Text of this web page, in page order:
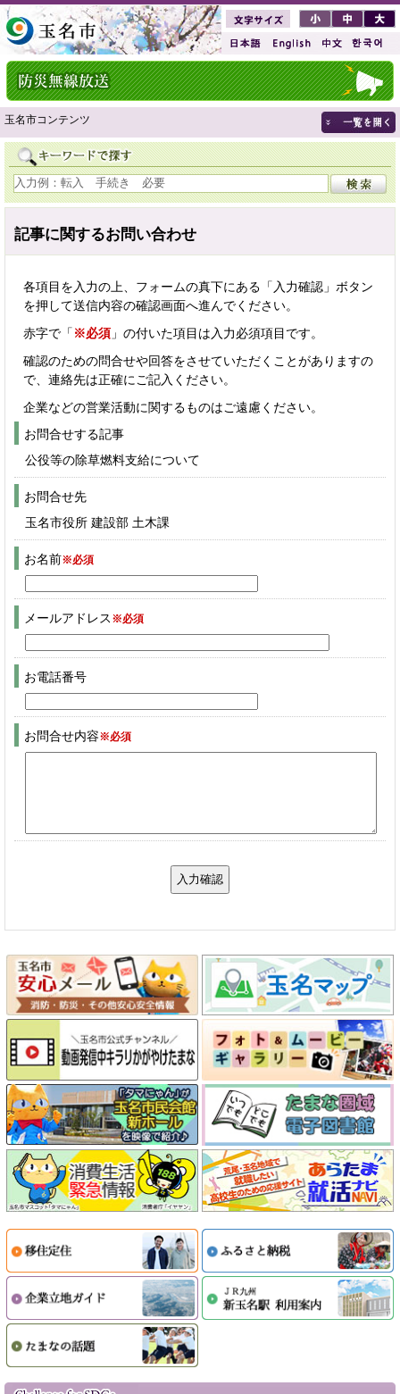
玉名市コンテンツ
記事に関するお問い合わせ
各項目を入力の上、フォームの真下にある「入力確認」ボタン
を押して送信内容の確認画面へ進んでください。
赤字で「 ※必須 」の付いた項目は入力必須項目です。
確認のための問合せや回答をさせていただくことがありますの
で、連絡先は正確にご記入ください。
企業などの営業活動に関するものはご遠慮ください。
お問合せする記事
公役等の除草燃料支給について
お問合せ先
玉名市役所 建設部 土木課
お名前※必須
メールアドレス ※必須
お電話番号
お問合せ内容※必須